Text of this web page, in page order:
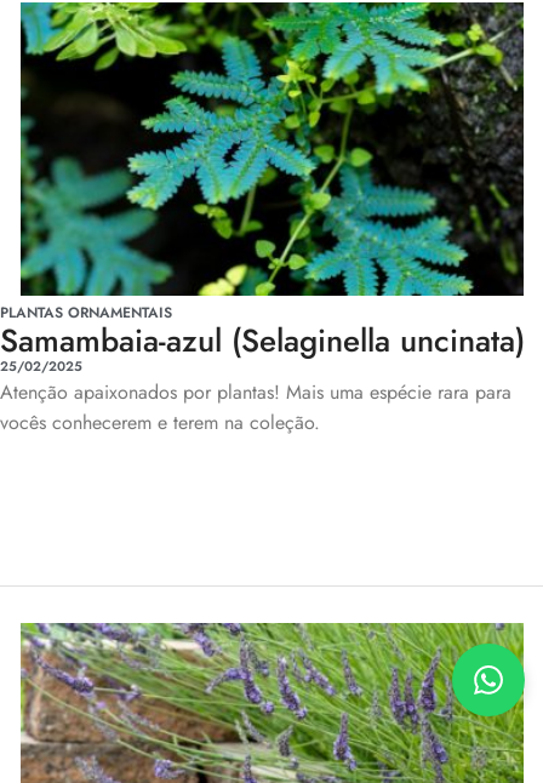
PLANTAS ORNAMENTAIS
Samambaia-azul (Selaginella uncinata)
25/02/2025
Atenção apaixonados por plantas! Mais uma espécie rara para
vocês conhecerem e terem na coleção.